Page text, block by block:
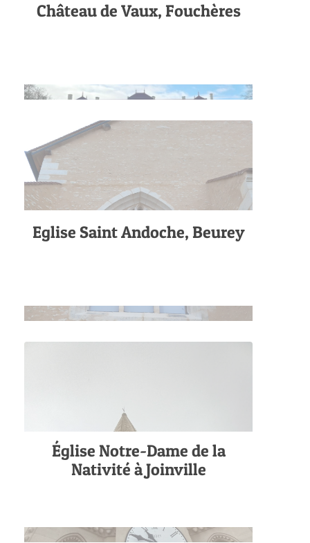
Château de Vaux, Fouchères
Eglise Saint Andoche, Beurey
Église Notre-Dame de la
Nativité à Joinville